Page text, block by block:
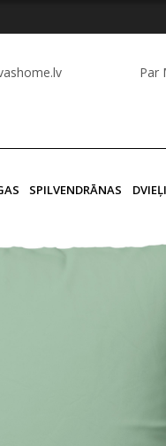
Par
SPILVENDRĀNAS DVIEĻI